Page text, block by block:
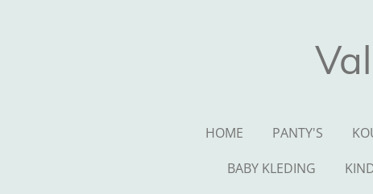
HOME PANTY'S
BABY KLEDING